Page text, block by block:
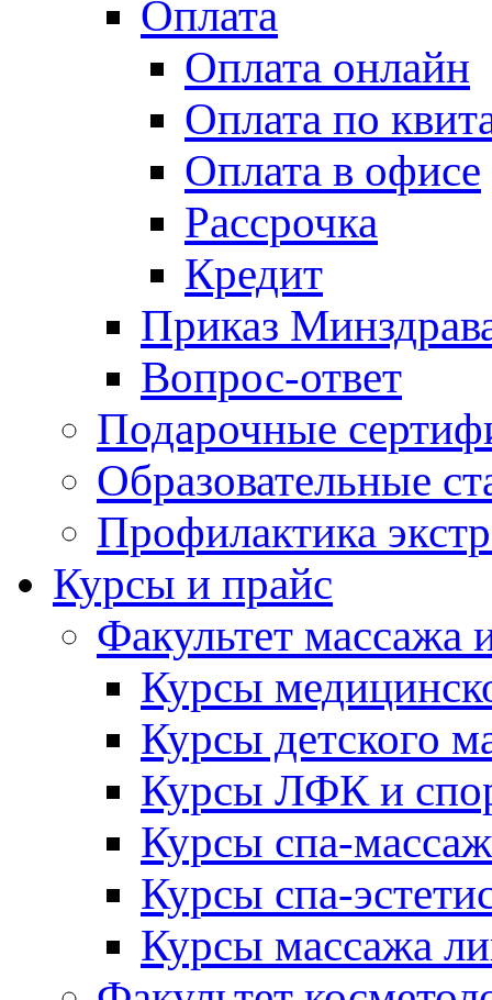
Оплата
Оплата онлайн
Оплата по
Оплата в офисе
Рассрочка
Кредит
Приказ
Вопрос-ответ
Подарочные
Образовательные
Профилактика
Курсы и прайс
Факультет массажа
Курсы
Курсы детского
Курсы ЛФК и
Курсы спа-
Курсы спа-
Курсы массажа